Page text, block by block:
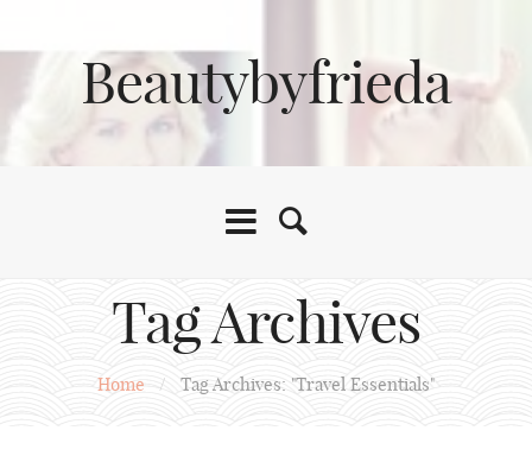
Beautybyfrieda
Tag Archives
Home / Tag Archives: "Travel Essentials"